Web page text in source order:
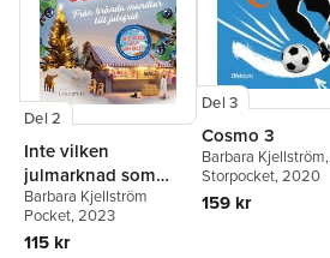
Del 2
Inte vilken
julmarknad som
helst : Från brända
mandlar till julefrid
Barbara Kjellström
Pocket, 2023
115 kr
Del 3
Cosmo 3
Barbara Kjellström,
Harald Kjellström
Storpocket, 2020
159 kr